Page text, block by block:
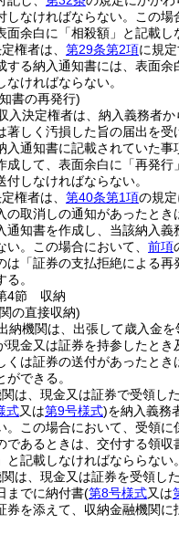
しなければならない。
この場
面余白に「相殺額」と記載し
権者は、 第29条第2項に規
する納入通知書には、表面余
なければならない。
書の再発行)
入決定権者は、納入義務者
著しく汚損した旨の届出を受
入通知書に記載されていた事
成して、表面余白に「再発行
付しなければならない。
権者は、 第40条第1項の規
の取消しの通知があったとき
通知書を作成し、当該納入
い。
この場合において、 前項
は「証券の支払拒絶による再
る。
4節
収納
の直接収納)
納機関は、出張して歳入金を
現金又は証券を持参したとき
くは証券の送付があったとき
ができる。
は、現金又は証券で受領し
式又は第9号様式)を納入義務
この場合において、受領に
であるときは、交付する領収
と記載しなければなららない。
は、現金又は証券を受領し
までに納付書(第8号様式又は
券を添えて、収納金融機関に